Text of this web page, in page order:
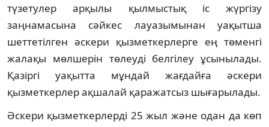
түзетулер арқылы қылмыстық іс жүргізу
заңнамасына сәйкес лауазымынан уақытша
шеттетілген әскери қызметкерлерге ең төменгі
жалақы мөлшерін төлеуді белгілеу ұсынылады.
Қазіргі уақытта мұндай жағдайға әскери
қызметкерлер ақшалай қаражатсыз шығарылады.
Әскери қызметкерлерді 25 жыл және одан да көп